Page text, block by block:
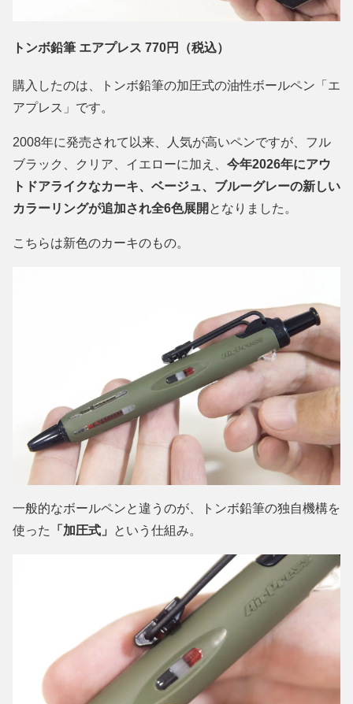
トンボ鉛筆 エアプレス 770円（税込）
購入したのは、トンボ鉛筆の加圧式の油性ボールペン「エ
アプレス」です。
2008年に発売されて以来、人気が高いペンですが、フル
ブラック、クリア、イエローに加え、 今年2026年にアウ
トドアライクなカーキ、ベージュ、ブルーグレーの新しい
カラーリングが追加され全6色展開 となりました。
こちらは新色のカーキのもの。
一般的なボールペンと違うのが、トンボ鉛筆の独自機構を
使った
「加圧式」 という仕組み。